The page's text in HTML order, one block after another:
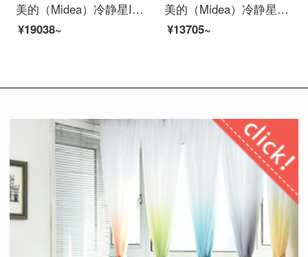
美的（Midea）冷静星II 大1匹 新一级变频冷暖 防直吹 APP智能 家用卧室空调挂机 KFR-26GW/BP3DN8Y-PH200(1)
¥19038~
美的（Midea）冷静星智弧大1匹/1.5匹/2匹/3P冷暖智能家电壁挂式卧室家用空调挂机 大1匹KF-26GW/PC401【定频不制热】
¥13705~